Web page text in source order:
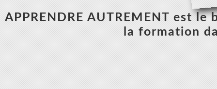
APPRENDRE AUTREMENT est
la formation